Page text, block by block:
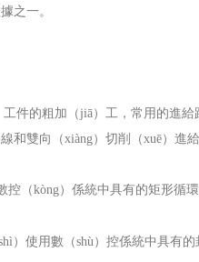
之一。
工件的粗加（jiā）工，常用的進
和雙向（xiàng）切削（xuē）進
控（kòng）係統中具有的矩形循
）使用數（shù）控係統中具有